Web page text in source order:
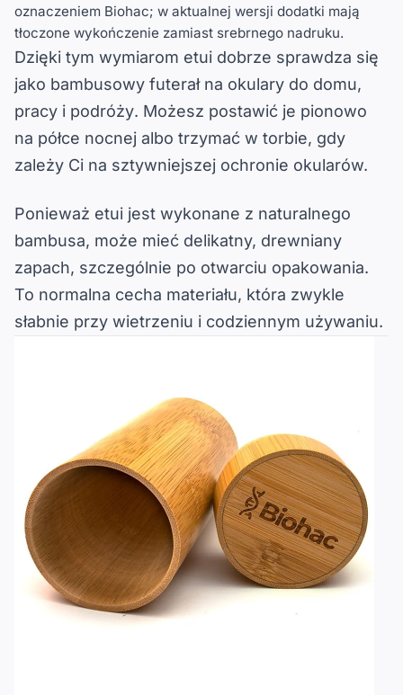
oznaczeniem Biohac; w aktualnej wersji dodatki mają
tłoczone wykończenie zamiast srebrnego nadruku.
Dzięki tym wymiarom etui dobrze sprawdza się
jako bambusowy futerał na okulary do domu,
pracy i podróży. Możesz postawić je pionowo
na półce nocnej albo trzymać w torbie, gdy
zależy Ci na sztywniejszej ochronie okularów.
Ponieważ etui jest wykonane z naturalnego
bambusa, może mieć delikatny, drewniany
zapach, szczególnie po otwarciu opakowania.
To normalna cecha materiału, która zwykle
słabnie przy wietrzeniu i codziennym używaniu.